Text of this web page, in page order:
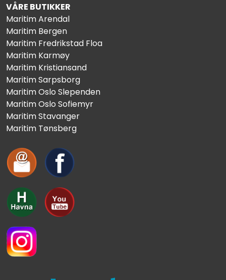
VÅRE BUTIKKER
Maritim Arendal
Maritim Bergen
Maritim Fredrikstad Floa
Maritim Karmøy
Maritim Kristiansand
Maritim Sarpsborg
Maritim Oslo Slependen
Maritim Oslo Sofiemyr
Maritim Stavanger
Maritim Tønsberg